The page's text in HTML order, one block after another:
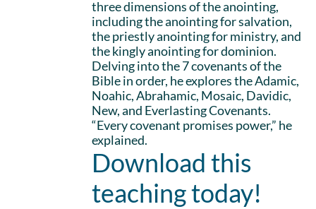
three dimensions of the anointing,
including the anointing for salvation,
the priestly anointing for ministry, and
the kingly anointing for dominion.
Delving into the 7 covenants of the
Bible in order, he explores the Adamic,
Noahic, Abrahamic, Mosaic, Davidic,
New, and Everlasting Covenants.
“Every covenant promises power,” he
explained.
Download this
teaching today!